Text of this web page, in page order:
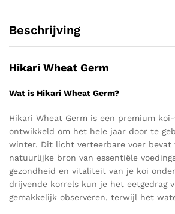
Beschrijving
Hikari Wheat Germ
Wat is Hikari Wheat Germ?
Hikari Wheat Germ is een premium
ontwikkeld om het hele jaar door te
winter. Dit licht verteerbare voer bevat
natuurlijke bron van essentiële
gezondheid en vitaliteit van je koi
drijvende korrels kun je het eetgedrag
gemakkelijk observeren, terwijl het